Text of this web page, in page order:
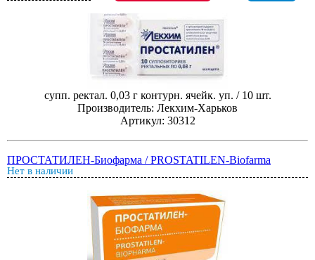
супп. ректал. 0,03 г контурн. ячейк. уп. / 10 шт.
Производитель: Лекхим-Харьков
Артикул: 30312
ПРОСТАТИЛЕН-Биофарма / PROSTATILEN-Biofarma
Нет в наличии